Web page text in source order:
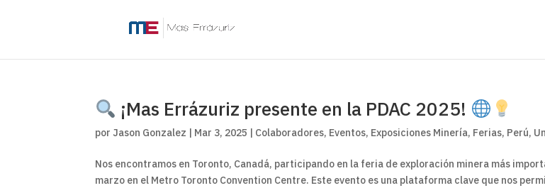
¡Mas Errázuriz presente en la PDAC 2025!
por Jason Gonzalez Mar 3, 2025 Colaboradores, Eventos, Exposiciones Minería, Ferias, Perú,
Nos encontramos en Toronto, Canadá, participando en la feria de exploración minera más
marzo en el Metro Toronto Convention Centre. Este evento es una plataforma clave que nos